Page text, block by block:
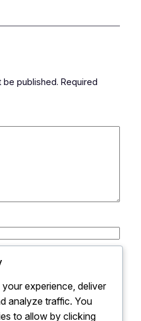
be published. Required
experience, deliver
analyze traffic. You
to allow by clicking